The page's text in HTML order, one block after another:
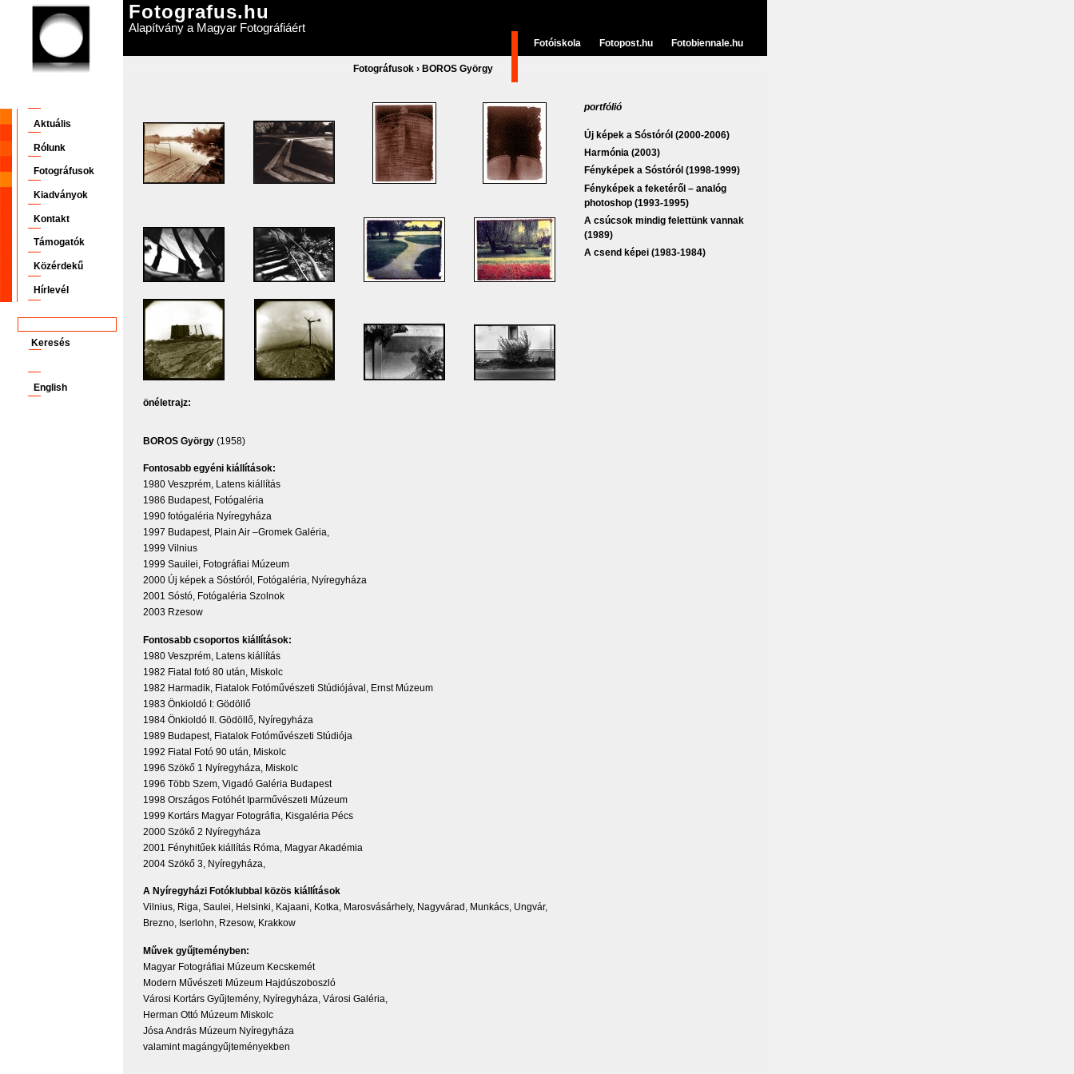
Fotografus.hu
Alapítvány a Magyar Fotográfiáért
Fotográfusok › BOROS György
Fotóiskola Fotopost.hu Fotobiennale.hu
Aktuális
Rólunk
Fotográfusok
Kiadványok
Kontakt
Támogatók
Közérdekű
Hírlevél
English
önéletrajz:
BOROS György (1958)
Fontosabb egyéni kiállítások:
1980 Veszprém, Latens kiállítás
1986 Budapest, Fotógaléria
1990 fotógaléria Nyíregyháza
1997 Budapest, Plain Air –Gromek Galéria,
1999 Vilnius
1999 Sauilei, Fotográfiai Múzeum
2000 Új képek a Sóstóról, Fotógaléria, Nyíregyháza
2001 Sóstó, Fotógaléria Szolnok
2003 Rzesow
Fontosabb csoportos kiállítások:
1980 Veszprém, Latens kiállítás
1982 Fiatal fotó 80 után, Miskolc
1982 Harmadik, Fiatalok Fotóművészeti Stúdiójával, Ernst Múzeum
1983 Önkioldó I: Gödöllő
1984 Önkioldó II. Gödöllő, Nyíregyháza
1989 Budapest, Fiatalok Fotóművészeti Stúdiója
1992 Fiatal Fotó 90 után, Miskolc
1996 Szökő 1 Nyíregyháza, Miskolc
1996 Több Szem, Vigadó Galéria Budapest
1998 Országos Fotóhét Iparművészeti Múzeum
1999 Kortárs Magyar Fotográfia, Kisgaléria Pécs
2000 Szökő 2 Nyíregyháza
2001 Fényhitűek kiállítás Róma, Magyar Akadémia
2004 Szökő 3, Nyíregyháza,
A Nyíregyházi Fotóklubbal közös kiállítások
Vilnius, Riga, Saulei, Helsinki, Kajaani, Kotka, Marosvásárhely, Nagyvárad, Munkács, Ungvár,
Brezno, Iserlohn, Rzesow, Krakkow
Művek gyűjteményben:
Magyar Fotográfiai Múzeum Kecskemét
Modern Művészeti Múzeum Hajdúszoboszló
Városi Kortárs Gyűjtemény, Nyíregyháza, Városi Galéria,
Herman Ottó Múzeum Miskolc
Jósa András Múzeum Nyíregyháza
valamint magángyűjteményekben
portfólió
Új képek a Sóstóról (2000-2006)
Harmónia (2003)
Fényképek a Sóstóról (1998-1999)
Fényképek a feketéről – analóg
photoshop (1993-1995)
A csúcsok mindig felettünk vannak
(1989)
A csend képei (1983-1984)